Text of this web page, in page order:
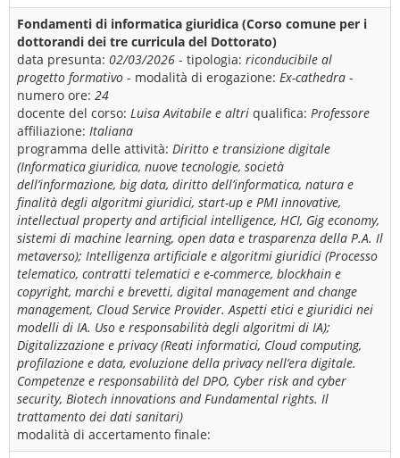
Fondamenti di informatica giuridica (Corso comune per i
dottorandi dei tre curricula del Dottorato)
data presunta: 02/03/2026 - tipologia: riconducibile al
progetto formativo - modalità di erogazione: Ex-cathedra -
numero ore: 24
docente del corso: Luisa Avitabile e altri qualifica: Professore
affiliazione: Italiana
programma delle attività: Diritto e transizione digitale
(Informatica giuridica, nuove tecnologie, società
dell’informazione, big data, diritto dell’informatica, natura e
finalità degli algoritmi giuridici, start-up e PMI innovative,
intellectual property and artificial intelligence, HCI, Gig economy,
sistemi di machine learning, open data e trasparenza della P.A. Il
metaverso); Intelligenza artificiale e algoritmi giuridici (Processo
telematico, contratti telematici e e-commerce, blockhain e
copyright, marchi e brevetti, digital management and change
management, Cloud Service Provider. Aspetti etici e giuridici nei
modelli di IA. Uso e responsabilità degli algoritmi di IA);
Digitalizzazione e privacy (Reati informatici, Cloud computing,
profilazione e data, evoluzione della privacy nell’era digitale.
Competenze e responsabilità del DPO, Cyber risk and cyber
security, Biotech innovations and Fundamental rights. Il
trattamento dei dati sanitari)
modalità di accertamento finale: